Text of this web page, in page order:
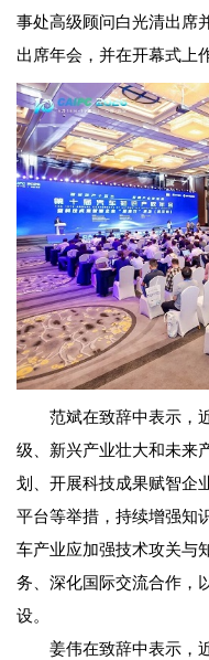
事处高级顾问白光清出席
出席年会，并在开幕式上
范斌在致辞中表示，
级、新兴产业壮大和未来
划、开展科技成果赋智企
平台等举措，持续增强知
车产业应加强技术攻关与
务、深化国际交流合作，
设。
姜伟在致辞中表示，